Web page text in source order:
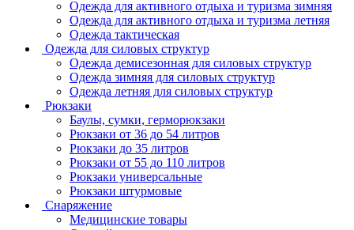
Одежда для активного отдыха и туризма зимняя
Одежда для активного отдыха и туризма летняя
Одежда тактическая
Одежда для силовых структур
Одежда демисезонная для силовых структур
Одежда зимняя для силовых структур
Одежда летняя для силовых структур
Рюкзаки
Баулы, сумки, герморюкзаки
Рюкзаки от 36 до 54 литров
Рюкзаки до 35 литров
Рюкзаки от 55 до 110 литров
Рюкзаки универсальные
Рюкзаки штурмовые
Снаряжение
Медицинские товары